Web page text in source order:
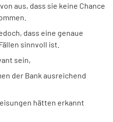
aus, dass sie keine Chance
dass eine genaue
sinnvoll ist.
sein,
der Bank ausreichend
hätten erkannt